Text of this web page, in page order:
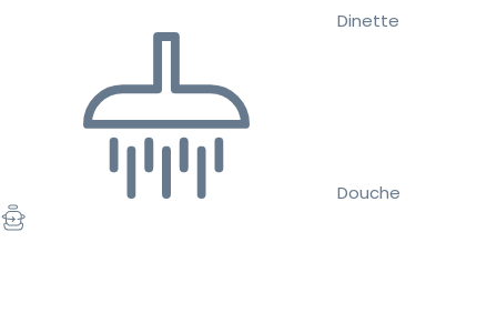
Dinette
Douche